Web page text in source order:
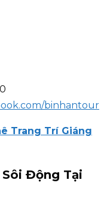
binhantour
Trang Trí Giáng
Động Tại